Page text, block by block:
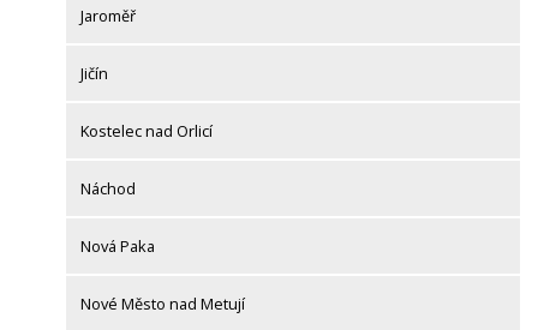
Jaroměř
Jičín
Kostelec nad Orlicí
Náchod
Nová Paka
Nové Město nad Metují